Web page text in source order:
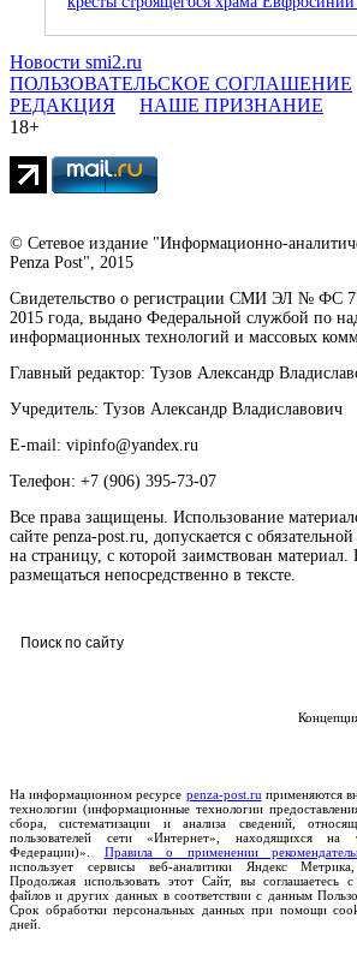
Новости smi2.ru
ПОЛЬЗОВАТЕЛЬСКОЕ СОГЛАШЕНИЕ
РЕДАКЦИЯ
НАШЕ ПРИЗНАНИЕ
18+
© Сетевое издание "Информационно-
Penza Post", 2015
Свидетельство о регистрации СМИ ЭЛ № ФС
2015 года, выдано Федеральной службой по
информационных технологий и массовых
Главный редактор: Тузов Александр
Учредитель: Тузов Александр Владиславович
E-mail: vipinfo@yandex.ru
Телефон: +7 (906) 395-73-07
Все права защищены. Использование
сайте penza-post.ru, допускается с
на страницу, с которой заимствован
размещаться непосредственно в тексте.
На информационном ресурсе penza-post.ru применяются
технологии (информационные технологии
сбора, систематизации и анализа сведений,
пользователей сети «Интернет», находящихся на
Федерации)». Правила о применении
использует сервисы веб-аналитики Яндекс
Продолжая использовать этот Сайт, вы соглашаетесь
файлов и других данных в соответствии с данным
Срок обработки персональных данных при помощи
дней.